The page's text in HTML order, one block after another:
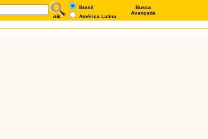
Brasil
América Latina
Busca
Avançada